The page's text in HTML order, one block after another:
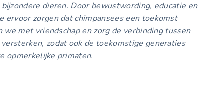
dieren. Door bewustwording, educatie en
ervoor zorgen dat chimpansees een toekomst
met vriendschap en zorg de verbinding tussen
zodat ook de toekomstige generaties
opmerkelijke primaten.